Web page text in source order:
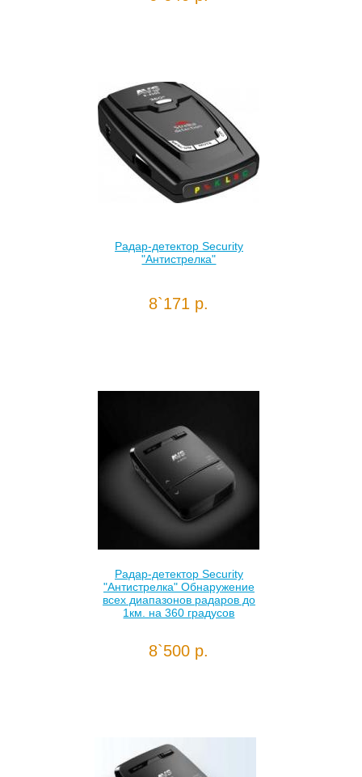
Радар-детектор Security
"Антистрелка"
8`171 р.
Радар-детектор Security
"Антистрелка" Обнаружение
всех диапазонов радаров до
1км. на 360 градусов
8`500 р.